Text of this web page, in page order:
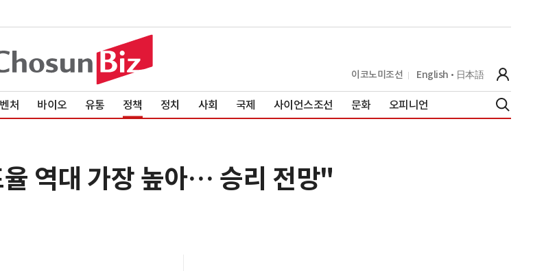
이코노미조선 English 日本語
처 바이오 유통 정책 정치 사회 국제 사이언스조선 문화 오피니언
역대 가장 높아… 승리 전망"